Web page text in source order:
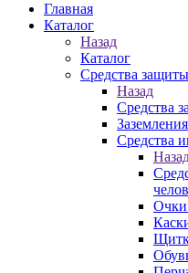
Главная
Каталог
Назад
Каталог
Средства
Назад
Средства
Средства